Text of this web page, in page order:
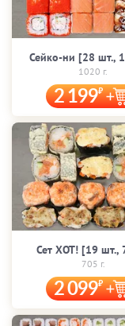
Сейко-ни [28 шт.,
1020 г.
2 199
Сет ХОТ! [19 шт.,
705 г.
2 099